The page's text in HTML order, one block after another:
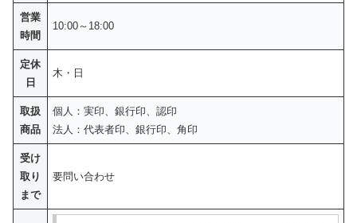
営業
時間
10:00～18:00
定休
日
木・日
取扱
商品
個人：実印、銀行印、認印
法人：代表者印、銀行印、角印
受け
取り
まで
要問い合わせ